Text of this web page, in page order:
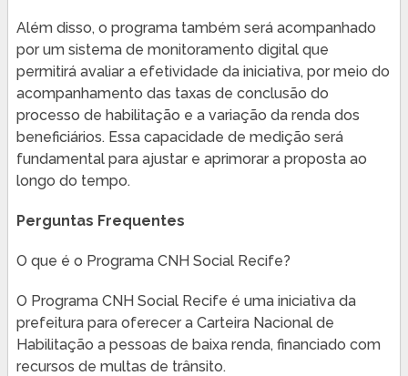
Além disso, o programa também será acompanhado
por um sistema de monitoramento digital que
permitirá avaliar a efetividade da iniciativa, por meio do
acompanhamento das taxas de conclusão do
processo de habilitação e a variação da renda dos
beneficiários. Essa capacidade de medição será
fundamental para ajustar e aprimorar a proposta ao
longo do tempo.
Perguntas Frequentes
O que é o Programa CNH Social Recife?
O Programa CNH Social Recife é uma iniciativa da
prefeitura para oferecer a Carteira Nacional de
Habilitação a pessoas de baixa renda, financiado com
recursos de multas de trânsito.